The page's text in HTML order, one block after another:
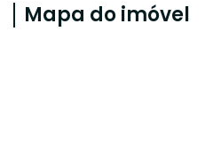
Mapa do imóvel